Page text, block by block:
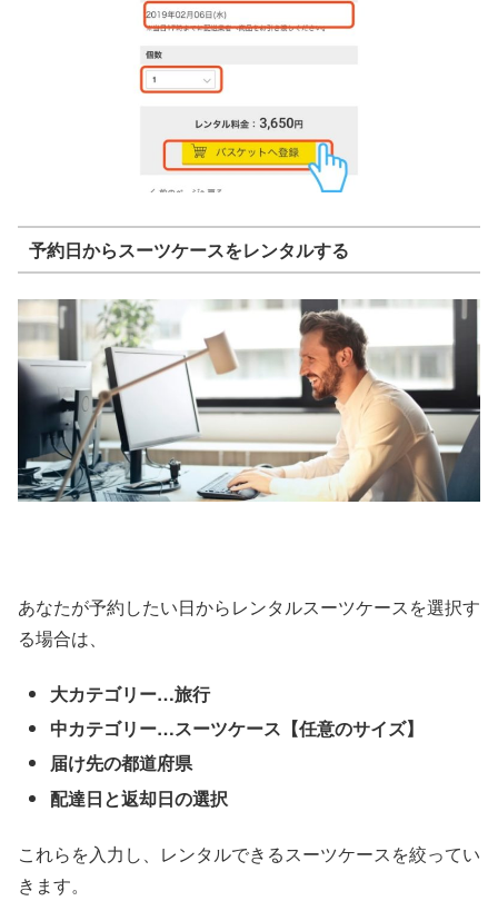
予約日からスーツケースをレンタルする
あなたが予約したい日からレンタルスーツケースを選択す
る場合は、
大カテゴリー…旅行
中カテゴリー…スーツケース【任意のサイズ】
届け先の都道府県
配達日と返却日の選択
これらを入力し、レンタルできるスーツケースを絞ってい
きます。